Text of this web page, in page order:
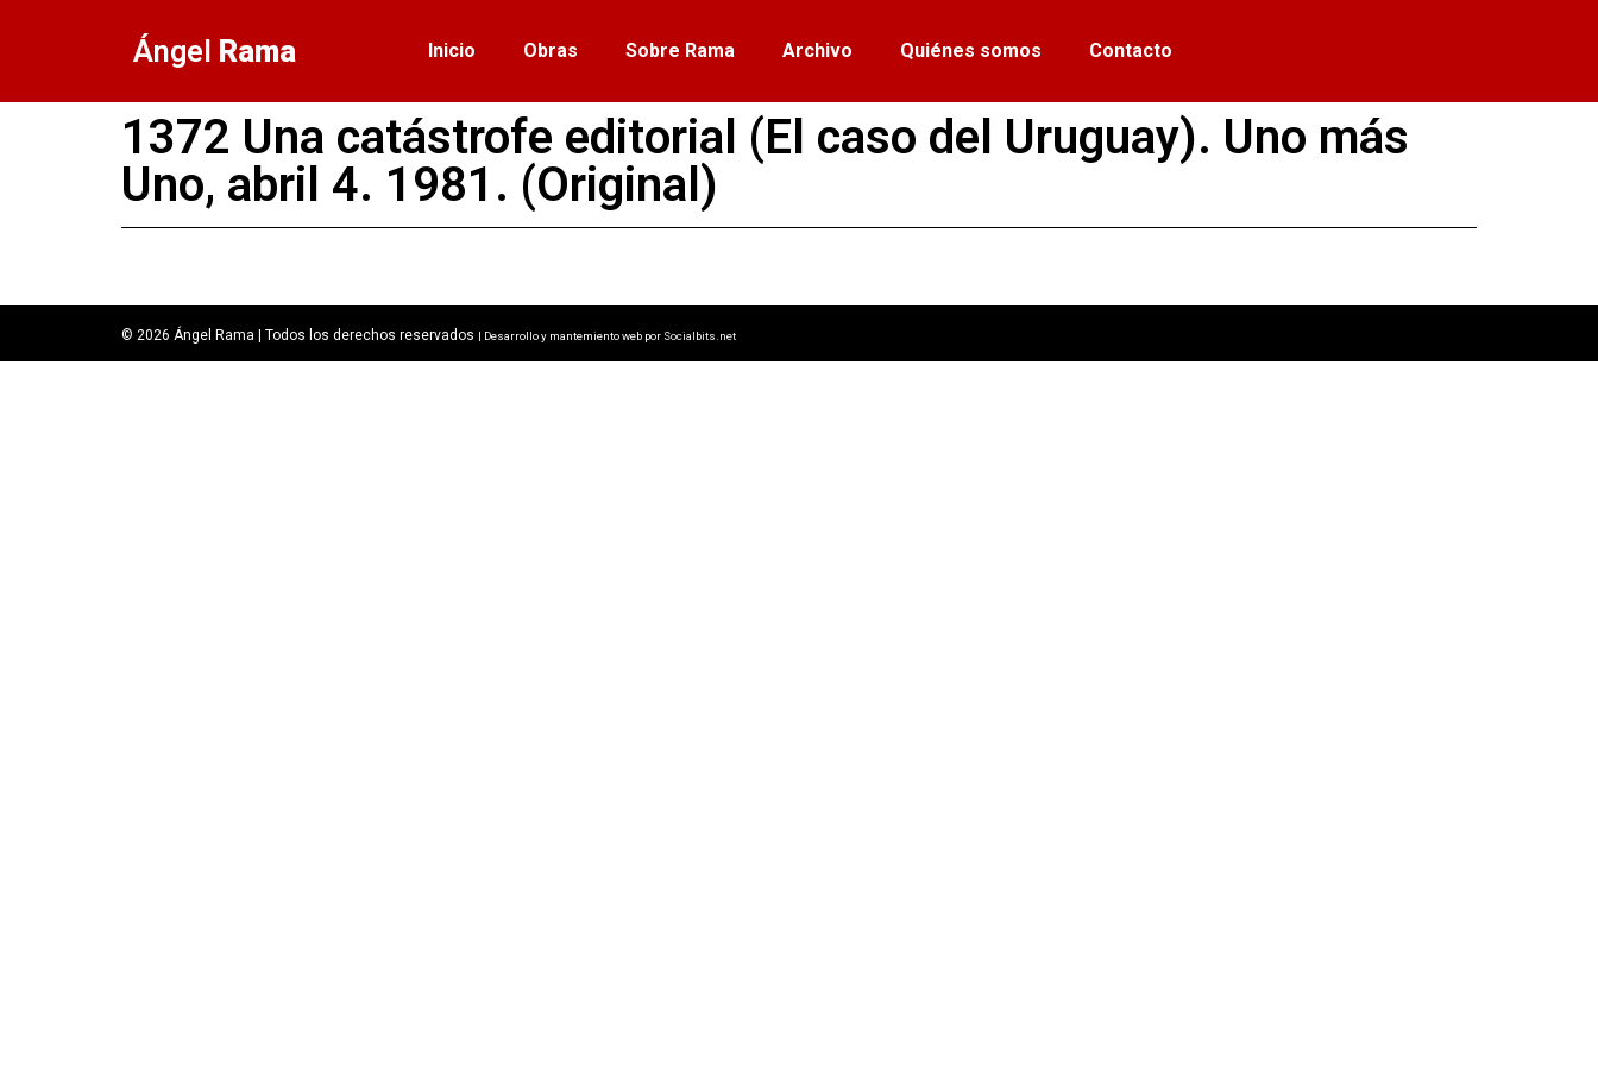
Ángel Rama Inicio Obras Sobre Rama Archivo Quiénes somos Contacto
1372 Una catástrofe editorial (El caso del Uruguay). Uno más
Uno, abril 4. 1981. (Original)
© 2026 Ángel Rama | Todos los derechos reservados | Desarrollo y mantemiento web por Socialbits.net